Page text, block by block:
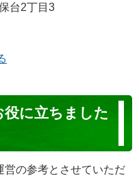
台2丁目3
に立ちました
営の参考とさせていただ